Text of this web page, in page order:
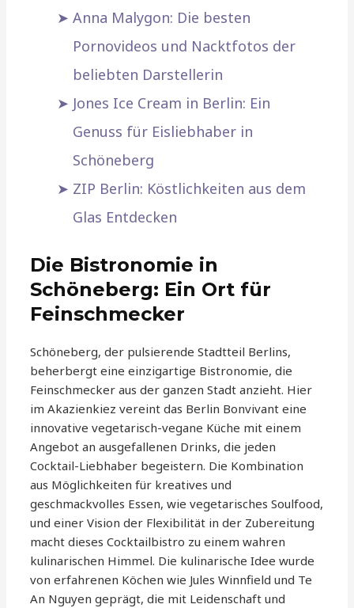
Anna Malygon: Die besten
Pornovideos und Nacktfotos der
beliebten Darstellerin
Jones Ice Cream in Berlin: Ein
Genuss für Eisliebhaber in
Schöneberg
ZIP Berlin: Köstlichkeiten aus dem
Glas Entdecken
Die Bistronomie in
Schöneberg: Ein Ort für
Feinschmecker
Schöneberg, der pulsierende Stadtteil Berlins,
beherbergt eine einzigartige Bistronomie, die
Feinschmecker aus der ganzen Stadt anzieht. Hier
im Akazienkiez vereint das Berlin Bonvivant eine
innovative vegetarisch-vegane Küche mit einem
Angebot an ausgefallenen Drinks, die jeden
Cocktail-Liebhaber begeistern. Die Kombination
aus Möglichkeiten für kreatives und
geschmackvolles Essen, wie vegetarisches Soulfood,
und einer Vision der Flexibilität in der Zubereitung
macht dieses Cocktailbistro zu einem wahren
kulinarischen Himmel. Die kulinarische Idee wurde
von erfahrenen Köchen wie Jules Winnfield und Te
An Nguyen geprägt, die mit Leidenschaft und